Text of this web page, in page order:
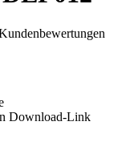
Download-Link